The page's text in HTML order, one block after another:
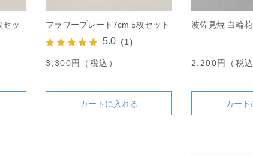
セッ
フラワープレート7cm 5枚セット
5.0 （1）
3,300円（税込）
カートに入れる
波佐見焼 白輪
2,200円（税込
カート